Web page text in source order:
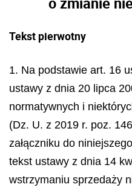
Tekst pierwotny
1. Na podstawie art. 16
ustawy z dnia 20 lipca
normatywnych i
(Dz. U. z 2019 r. poz.
załączniku do
tekst ustawy z dnia 14
wstrzymaniu sprzedaży